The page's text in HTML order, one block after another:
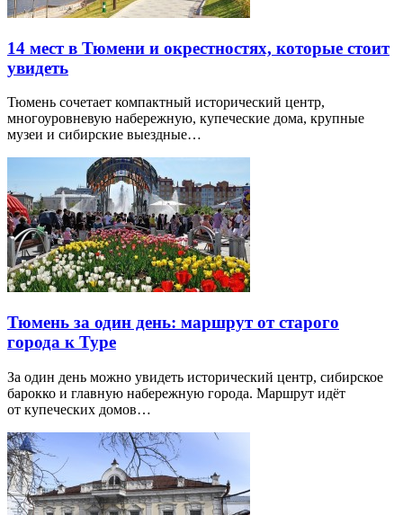
14 мест в Тюмени и окрестностях, которые стоит
увидеть
Тюмень сочетает компактный исторический центр,
многоуровневую набережную, купеческие дома, крупные
музеи и сибирские выездные…
Тюмень за один день: маршрут от старого
города к Туре
За один день можно увидеть исторический центр, сибирское
барокко и главную набережную города. Маршрут идёт
от купеческих домов…